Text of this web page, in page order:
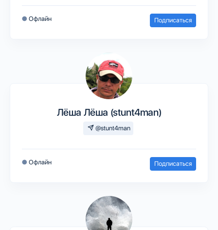
● Офлайн Подписаться
Лёша Лёша (stunt4man)
@stunt4man
● Офлайн Подписаться